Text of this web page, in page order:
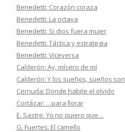
Benedetti: Corazón coraza
Benedetti: La octava
Benedetti: Si dios fuera mujer
Benedetti: Táctica y estrategia
Benedetti: Viceversa
Calderón: Ay, mísero de mí
Calderón: Y los sueños, sueños son
Cernuda: Donde habite el olvido
Cortázar: …para llorar
E. Sastre: Yo no quiero que…
G. Fuertes: El camello